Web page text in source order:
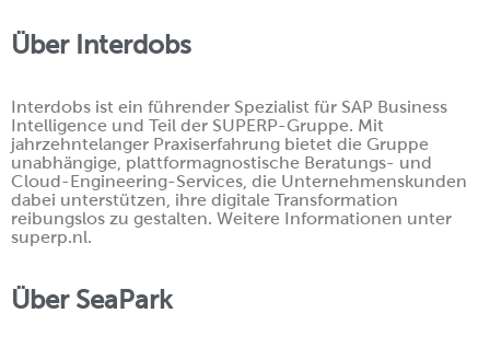
Über Interdobs
Interdobs ist ein führender Spezialist für SAP Business
Intelligence und Teil der SUPERP-Gruppe. Mit
jahrzehntelanger Praxiserfahrung bietet die Gruppe
unabhängige, plattformagnostische Beratungs- und
Cloud-Engineering-Services, die Unternehmenskunden
dabei unterstützen, ihre digitale Transformation
reibungslos zu gestalten. Weitere Informationen unter
superp.nl.
Über SeaPark